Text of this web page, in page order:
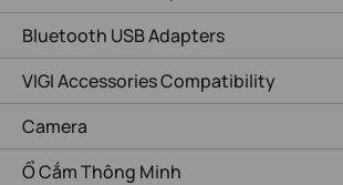
Bluetooth USB Adapters
VIGI Accessories Compatibility
Camera
Ổ Cắm Thông Minh